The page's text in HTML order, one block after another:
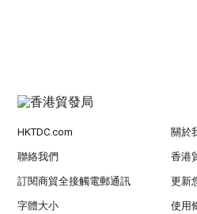
HKTDC.com 關於
聯絡我們 香港
訂閱商貿全接觸電郵通訊 更新
字體大小 使用